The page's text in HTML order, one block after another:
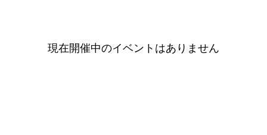
現在開催中のイベントはありません